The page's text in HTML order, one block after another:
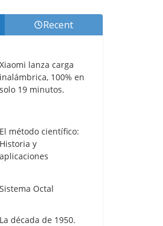
Recent
Xiaomi lanza carga
inalámbrica, 100% en
solo 19 minutos.
El método científico:
Historia y
aplicaciones
Sistema Octal
La década de 1950.